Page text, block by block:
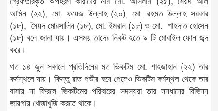
আমিন (২২), মো. ফয়েজ উল্লাহ (২০), মো. রহমত উল্লাহ সরকার
(১৮), সৈয়দ মোরসালিন (১৮), মো. ইমরান (১৮) ও মো. শাহদাত হোসেন
(১৮) বলে জানা যায়। এসময় তাদের নিকট হতে ৯ টি মোবাইল ফোন জব্দ
করে।
গত ১৪ জুন সকালে প্রতিদিনের মত ভিকটিম মো. শাহজাহান (২২) তার
কর্মস্থলে যায়। কিন্তু রাত গভীর হয়ে গেলেও ভিকটিম কর্মস্থল থেকে তার
বাসায় না ফিরলে ভিকটিমের পরিবারের সদস্যরা তার সন্ধানের বিভিন্ন
জায়গায় খোজাখুজি করতে থাকে।